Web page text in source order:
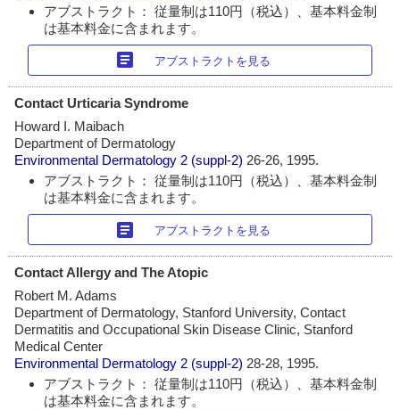
アブストラクト： 従量制は110円（税込）、基本料金制
は基本料金に含まれます。
article アブストラクトを見る
Contact Urticaria Syndrome
Howard I. Maibach
Department of Dermatology
Environmental Dermatology 2 (suppl-2) 26-26, 1995.
アブストラクト： 従量制は110円（税込）、基本料金制
は基本料金に含まれます。
article アブストラクトを見る
Contact Allergy and The Atopic
Robert M. Adams
Department of Dermatology, Stanford University, Contact
Dermatitis and Occupational Skin Disease Clinic, Stanford
Medical Center
Environmental Dermatology 2 (suppl-2)28-28, 1995.
アブストラクト： 従量制は110円（税込）、基本料金制
は基本料金に含まれます。